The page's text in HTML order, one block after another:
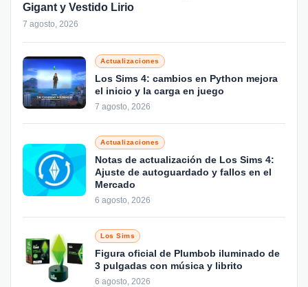
Gigant y Vestido Lirio
7 agosto, 2026
Actualizaciones
Los Sims 4: cambios en Python mejora
el inicio y la carga en juego
7 agosto, 2026
Actualizaciones
Notas de actualización de Los Sims 4:
Ajuste de autoguardado y fallos en el
Mercado
6 agosto, 2026
Los Sims
Figura oficial de Plumbob iluminado de
3 pulgadas con música y librito
6 agosto, 2026